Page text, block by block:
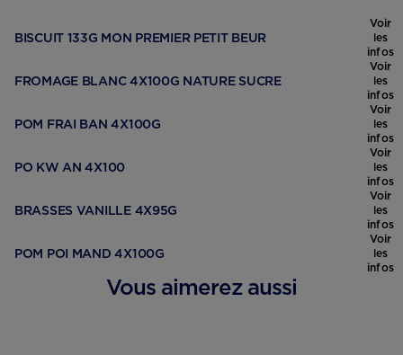
BISCUIT 133G MON PREMIER PETIT BEUR
Voir
les
infos
FROMAGE BLANC 4X100G NATURE SUCRE
Voir
les
infos
POM FRAI BAN 4X100G
Voir
les
infos
PO KW AN 4X100
Voir
les
infos
BRASSES VANILLE 4X95G
Voir
les
infos
POM POI MAND 4X100G
Voir
les
infos
Vous aimerez aussi